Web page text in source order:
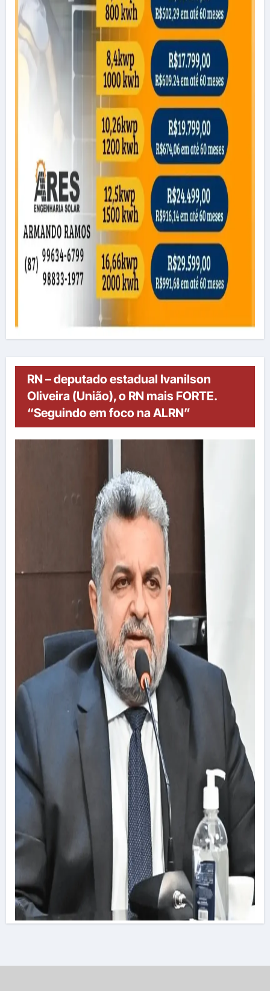
RN – deputado estadual Ivanilson
Oliveira (União), o RN mais FORTE.
“Seguindo em foco na ALRN”